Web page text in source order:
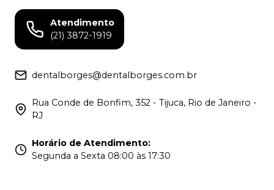
Atendimento
(21) 3872-1919
dentalborges@dentalborges.com.br
Rua Conde de Bonfim, 352 - Tijuca, Rio de Janeiro -
RJ
Horário de Atendimento:
Segunda a Sexta 08:00 às 17:30